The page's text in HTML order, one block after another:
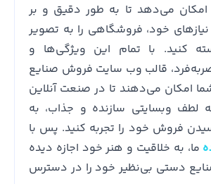
امکان می‌دهد تا به طور دقیق و بر
خود، فروشگاهی را به تصویر
کنید. با تمام این ویژگی‌ها و
قالب وب سایت فروش صنایع
امکان می‌دهند تا در صنعت آنلاین
لطف وبسایتی سازنده و جذاب، به
فروش خود را تجربه کنید. پس با
ما، به خلاقیت و هنر خود اجازه دیده
دستی بی‌نظیر خود را در دسترس